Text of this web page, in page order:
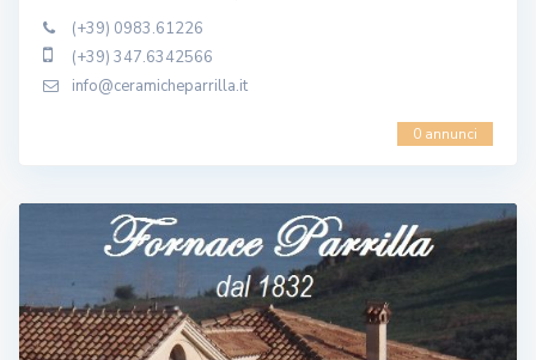
(+39) 0983.61226
(+39) 347.6342566
info@ceramicheparrilla.it
0 annunci